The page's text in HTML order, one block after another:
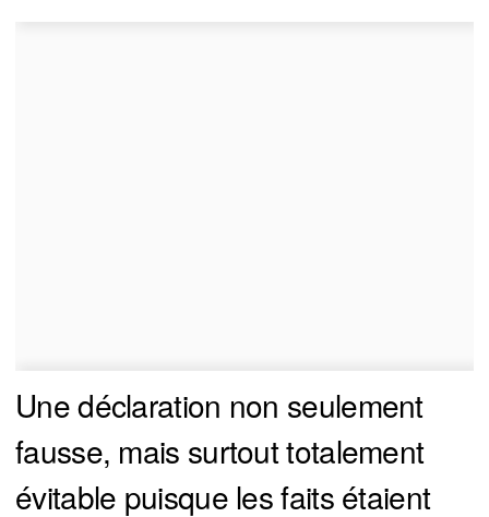
Une déclaration non seulement
fausse, mais surtout totalement
évitable puisque les faits étaient